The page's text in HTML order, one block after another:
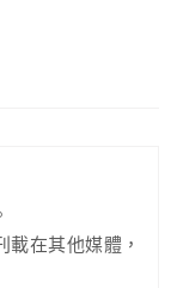
在其他媒體，